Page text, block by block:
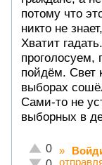
потому что
никто не
Хватит
проголосуем,
пойдём. Свет
выборах
Сами-то не
выборных в
Отлично!
0
Неадекватно!
»